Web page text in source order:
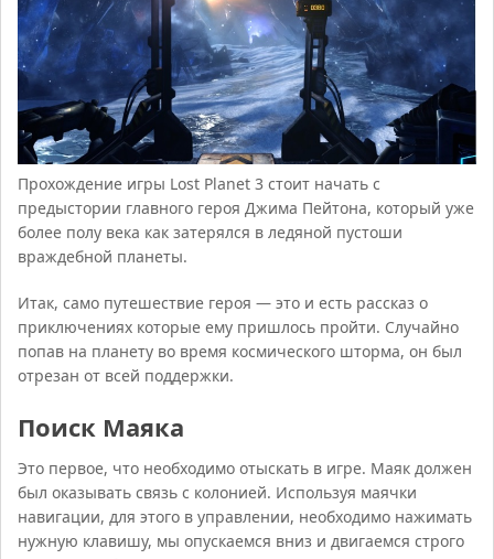
Прохождение игры Lost Planet 3 стоит начать с
предыстории главного героя Джима Пейтона, который уже
более полу века как затерялся в ледяной пустоши
враждебной планеты.
Итак, само путешествие героя — это и есть рассказ о
приключениях которые ему пришлось пройти. Случайно
попав на планету во время космического шторма, он был
отрезан от всей поддержки.
Поиск Маяка
Это первое, что необходимо отыскать в игре. Маяк должен
был оказывать связь с колонией. Используя маячки
навигации, для этого в управлении, необходимо нажимать
нужную клавишу, мы опускаемся вниз и двигаемся строго